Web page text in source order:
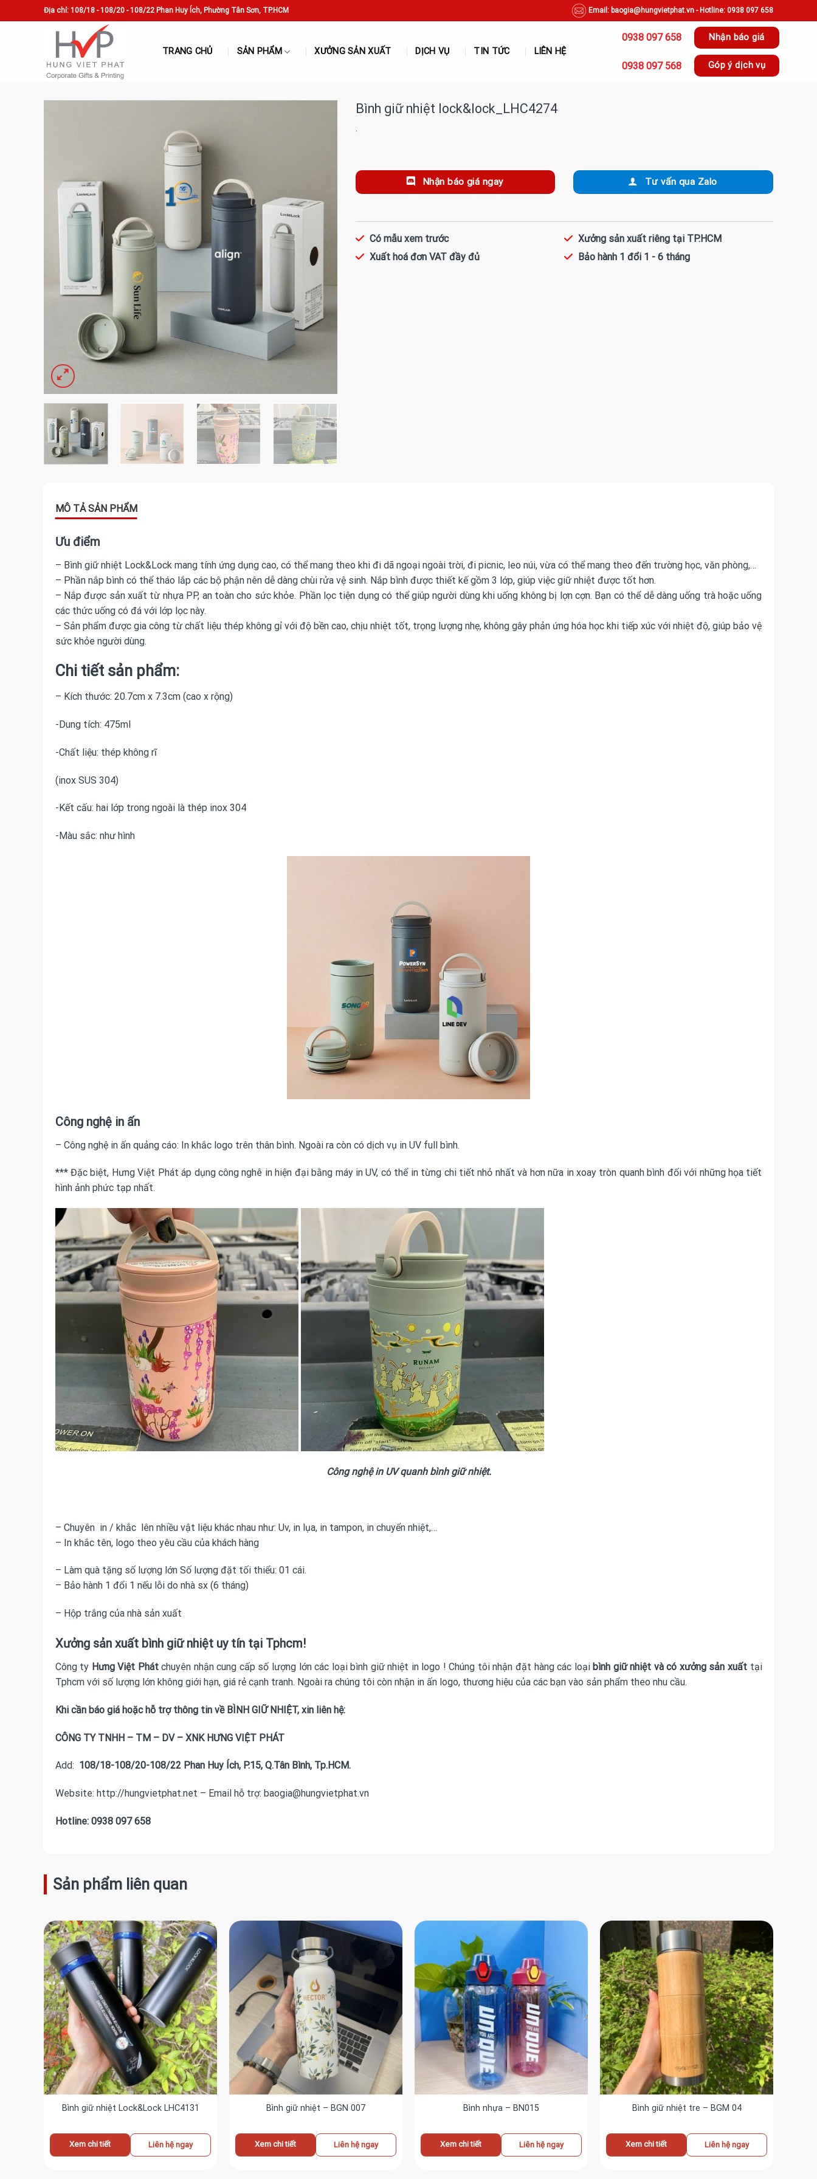
to
Địa chỉ: 108/18 - 108/20 - 108/22 Phan Huy Ích, Phường Tân Sơn, TP.HCM Email: baogia@hungvietphat.vn - Hotline: 0938 097 658
TRANG CHỦ SẢN PHẨM XƯỞNG SẢN XUẤT DỊCH VỤ TIN TỨC LIÊN HỆ
0938 097 658 Nhận báo giá
0938 097 568 Góp ý dịch vụ
Bình giữ nhiệt lock&lock_LHC4274
·
Nhận báo giá ngay Tư vấn qua Zalo
Có mẫu xem trước
Xuất hoá đơn VAT đầy đủ
Xưởng sản xuất riêng tại TP.HCM
Bảo hành 1 đổi 1 - 6 tháng
Ưu điểm
– Bình giữ nhiệt Lock&Lock mang tính ứng dụng cao, có thể mang theo khi đi dã ngoại ngoài trời, đi picnic, leo núi, vừa có thể mang theo đến trường học, văn phòng,…
– Phần nắp bình có thể tháo lắp các bộ phận nên dễ dàng chùi rửa vệ sinh. Nắp bình được thiết kế gồm 3 lớp, giúp việc giữ nhiệt được tốt hơn.
– Nắp được sản xuất từ nhựa PP, an toàn cho sức khỏe. Phần lọc tiện dụng có thể giúp người dùng khi uống không bị lợn cợn. Bạn có thể dễ dàng uống trà hoặc uống
các thức uống có đá với lớp lọc này.
– Sản phẩm được gia công từ chất liệu thép không gỉ với độ bền cao, chịu nhiệt tốt, trọng lượng nhẹ, không gây phản ứng hóa học khi tiếp xúc với nhiệt độ, giúp bảo vệ
sức khỏe người dùng.
Chi tiết sản phẩm:
– Kích thước: 20.7cm x 7.3cm (cao x rộng)
-Dung tích: 475ml
-Chất liệu: thép không rĩ
(inox SUS 304)
-Kết cấu: hai lớp trong ngoài là thép inox 304
-Màu sắc: như hình
Công nghệ in ấn
– Công nghệ in ấn quảng cáo: In khắc logo trên thân bình. Ngoài ra còn có dịch vụ in UV full bình.
*** Đặc biệt, Hưng Việt Phát áp dụng công nghê in hiện đại bằng máy in UV, có thể in từng chi tiết nhỏ nhất và hơn nữa in xoay tròn quanh bình đối với những họa tiết
hình ảnh phức tạp nhất.
Công nghệ in UV quanh bình giữ nhiệt.
– Chuyên in / khắc lên nhiều vật liệu khác nhau như: Uv, in lụa, in tampon, in chuyển nhiệt,…
– In khắc tên, logo theo yêu cầu của khách hàng
– Làm quà tặng số lượng lớn Số lượng đặt tối thiểu: 01 cái.
– Bảo hành 1 đổi 1 nếu lỗi do nhà sx (6 tháng)
– Hộp trắng của nhà sản xuất
Xưởng sản xuất bình giữ nhiệt uy tín tại Tphcm!
Công ty Hưng Việt Phátchuyên nhận cung cấp số lượng lớn các loạibình giữ nhiệt in logo ! Chúng tôi nhận đặt hàng các loại bình giữ nhiệt và có xưởng sản xuấttại
Tphcm với số lượng lớn không giới hạn, giá rẻ cạnh tranh. Ngoài ra chúng tôi còn nhận in ấn logo, thương hiệu của các bạn vào sản phẩm theo nhu cầu.
Khi cần báo giá hoặc hỗ trợ thông tin về BÌNH GIỮ NHIỆT, xin liên hệ:
CÔNG TY TNHH – TM – DV – XNK HƯNG VIỆT PHÁT
Add: 108/18-108/20-108/22 Phan Huy Ích, P.15, Q.Tân Bình, Tp.HCM.
Website: http://hungvietphat.net – Email hỗ trợ: baogia@hungvietphat.vn
Hotline: 0938 097 658
Sản phẩm liên quan
Bình giữ nhiệt Lock&Lock LHC4131
Xem chi tiết Liên hệ ngay
Bình giữ nhiệt – BGN 007
Xem chi tiết Liên hệ ngay
Bình nhựa – BN015
Xem chi tiết Liên hệ ngay
Bình giữ nhiệt tre – BGM 04
Xem chi tiết Liên hệ ngay